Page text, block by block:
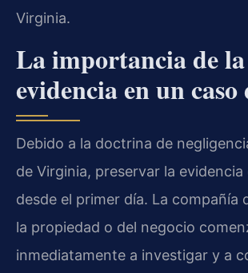
Virginia.
La importancia de la
evidencia en un caso
Debido a la doctrina de
de Virginia, preservar la evidencia
desde el primer día. La compañía
la propiedad o del negocio
inmediatamente a investigar y a